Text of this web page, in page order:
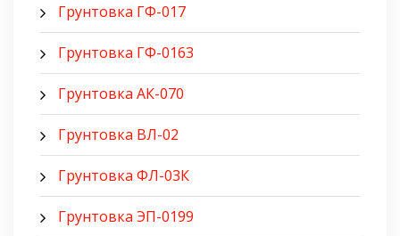
Грунтовка ГФ-017
Грунтовка ГФ-0163
Грунтовка АК-070
Грунтовка ВЛ-02
Грунтовка ФЛ-03К
Грунтовка ЭП-0199